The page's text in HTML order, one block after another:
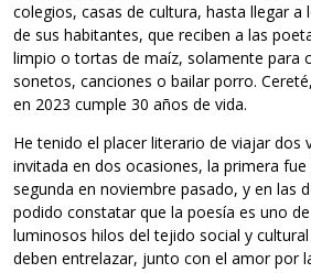
colegios, casas de cultura, hasta llegar a
de sus habitantes, que reciben a las
limpio o tortas de maíz, solamente para
sonetos, canciones o bailar porro.
en 2023 cumple 30 años de vida.
He tenido el placer literario de viajar dos
invitada en dos ocasiones, la primera fue
segunda en noviembre pasado, y en las
podido constatar que la poesía es uno
luminosos hilos del tejido social y
deben entrelazar, junto con el amor por